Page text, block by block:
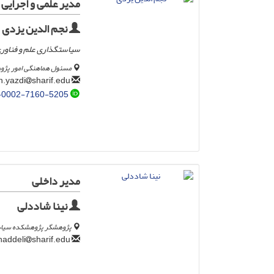
نجم الدین یزدی
سیاستگذاری علم و
مسئول هماهنگی امور
sharif.edu
7160-5205
مدیر داخلی
نینا شاددلی
پژوهشگر پژوهشکده
sharif.edu